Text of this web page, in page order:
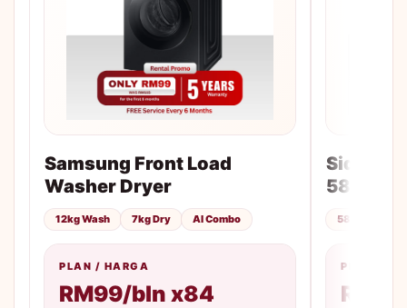
Samsung Front Load
Washer Dryer
12kg Wash 7kg Dry AI Combo
PLAN / HARGA
RM99/bln x84
Side-
583L
583L
PLAN /